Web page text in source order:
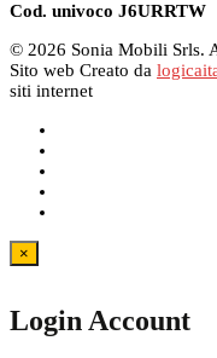
Cod. univoco J6URRTW
© 2026 Sonia Mobili Srls.
Sito web Creato da
siti internet
×
Login Account